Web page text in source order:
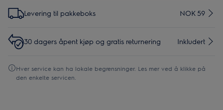
Levering til pakkeboks NOK 59
30 dagers åpent kjøp og gratis returnering Inkludert
Hver service kan ha lokale begrensninger. Les mer ved å klikke på
den enkelte servicen.